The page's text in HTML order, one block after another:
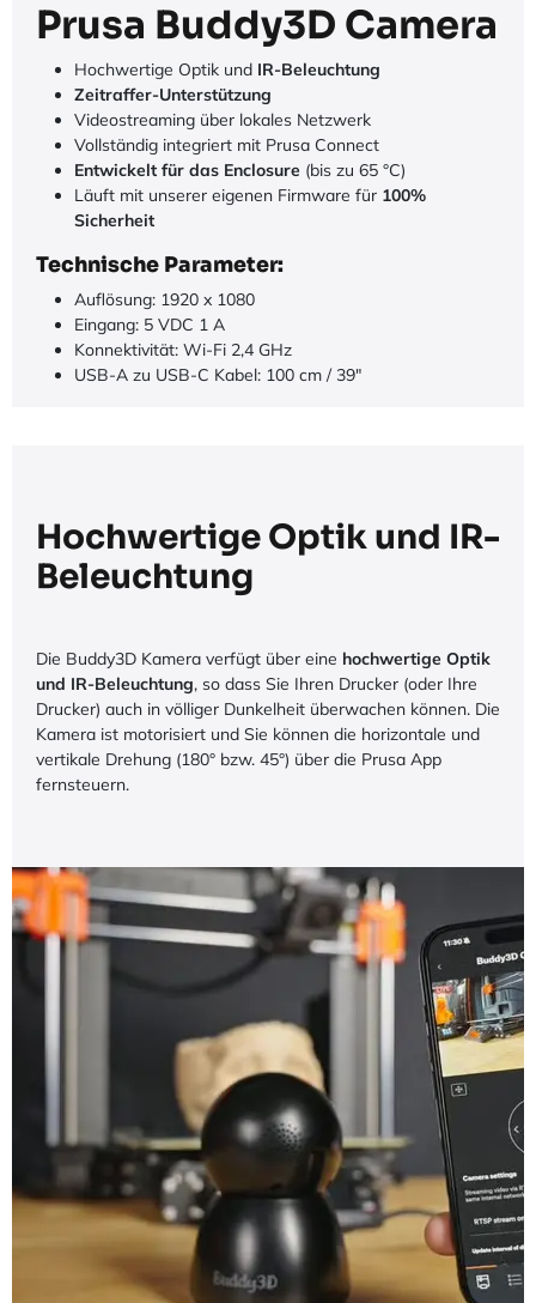
Prusa Buddy3D Camera
Hochwertige Optik und IR-Beleuchtung
Zeitraffer-Unterstützung
Videostreaming über lokales Netzwerk
Vollständig integriert mit Prusa Connect
Entwickelt für das Enclosure (bis zu 65 °C)
Läuft mit unserer eigenen Firmware für 100%
Sicherheit
Technische Parameter:
Auflösung: 1920 x 1080
Eingang: 5 VDC 1 A
Konnektivität: Wi-Fi 2,4 GHz
USB-A zu USB-C Kabel: 100 cm / 39″
Hochwertige Optik und IR-
Beleuchtung
Die Buddy3D Kamera verfügt über eine hochwertige Optik
und IR-Beleuchtung, so dass Sie Ihren Drucker (oder Ihre
Drucker) auch in völliger Dunkelheit überwachen können. Die
Kamera ist motorisiert und Sie können die horizontale und
vertikale Drehung (180° bzw. 45°) über die Prusa App
fernsteuern.